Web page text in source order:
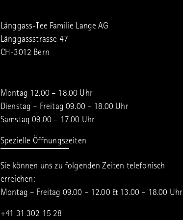
Länggass-Tee Familie Lange AG
Länggassstrasse 47
CH-3012 Bern
Montag 12.00 – 18.00 Uhr
Dienstag – Freitag 09.00 – 18.00 Uhr
Samstag 09.00 – 17.00 Uhr
Spezielle Öffnungszeiten
Sie können uns zu folgenden Zeiten telefonisch
erreichen:
Montag – Freitag 09.00 – 12.00 & 13.00 – 18.00 Uhr
+41 31 302 15 28